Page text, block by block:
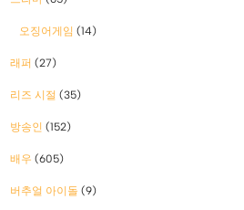
오징어게임 (14)
래퍼 (27)
리즈 시절 (35)
방송인 (152)
배우 (605)
버추얼 아이돌 (9)